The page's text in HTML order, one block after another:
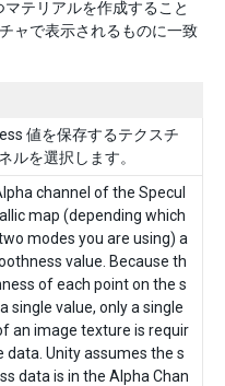
テリアルを作成すること
ャで表示されるものに一致
値を保存するテクスチ
ルを選択します。
channel of the Specul
map (depending which
modes you are using) a
value. Because th
of each point on the s
single value, only a single
an image texture is requir
data. Unity assumes the s
data is in the Alpha Chan